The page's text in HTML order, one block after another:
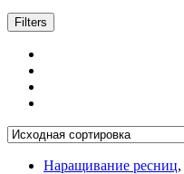
Filters
Наращивание ресниц,